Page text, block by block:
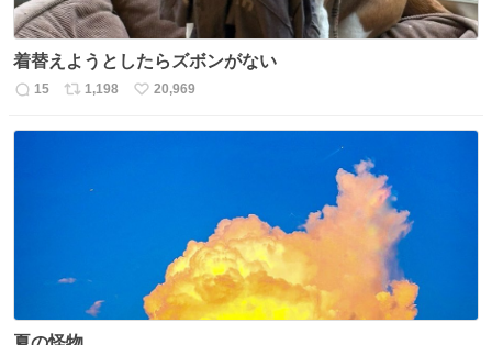
着替えようとしたらズボンがない
返
15
リ
1,198
い
20,969